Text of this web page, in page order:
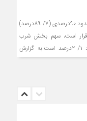
طبق جدیدترین بررسی آماری وزارت نیرو، سهم حدود ۹۰درصدی (۷/ ۸۹درصد)
است، سهم بخش شرب
حدود ۲/ ۸‌درصد و سهم بخش صنعت حدود ۱/ ۲‌درصد است.به گزارش
کشاورزی، حدود ۸میلیارد مترمکعب در بخش شرب و حدود ۲میلیارد مترمکعب